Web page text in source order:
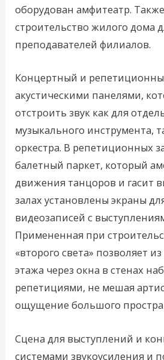
оборудован амфитеатр.
строительство жилого дома
преподавателей филиалов.
Концертный и
акустическими панелями,
отстроить звук как для
музыкального инструмента,
оркестра. В репетиционных
балетный паркет, который
движения танцоров и гасит
залах установлены экраны
видеозаписей с
Примененная при
«второго света» позволяет
этажа через окна в стенах
репетициями, не мешая
ощущение большого
Сцена для выступлений и
системами звукоусиления и